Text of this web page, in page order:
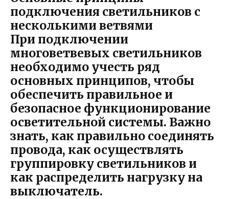
подключения светильников с
несколькими ветвями
При подключении
многоветвевых светильников
необходимо учесть ряд
основных принципов, чтобы
обеспечить правильное и
безопасное функционирование
осветительной системы. Важно
знать, как правильно соединять
провода, как осуществлять
группировку светильников и
как распределить нагрузку на
выключатель.